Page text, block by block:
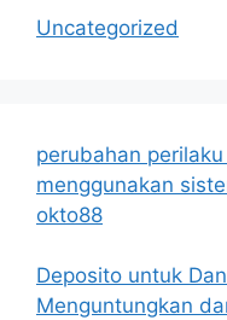
Uncategorized
perubahan
menggunakan
okto88
Deposito untuk
Menguntungkan